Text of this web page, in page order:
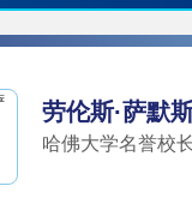
劳伦斯·萨默
哈佛大学名誉校